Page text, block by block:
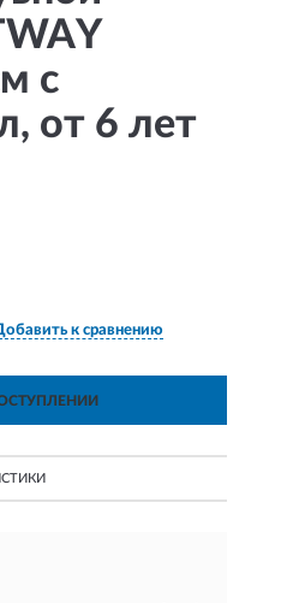
с
от 6 лет
к сравнению